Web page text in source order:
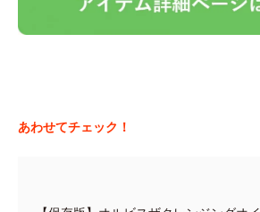
あわせてチェック！